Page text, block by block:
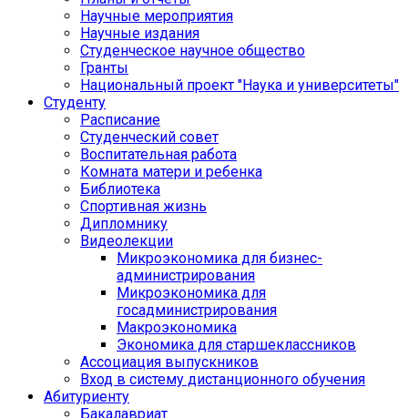
Научные мероприятия
Научные издания
Студенческое научное общество
Гранты
Национальный проект "Наука и университеты"
Студенту
Расписание
Студенческий совет
Воспитательная работа
Комната матери и ребенка
Библиотека
Спортивная жизнь
Дипломнику
Видеолекции
Микроэкономика для бизнес-
администрирования
Микроэкономика для
госадминистрирования
Макроэкономика
Экономика для старшеклассников
Ассоциация выпускников
Вход в систему дистанционного обучения
Абитуриенту
Бакалавриат